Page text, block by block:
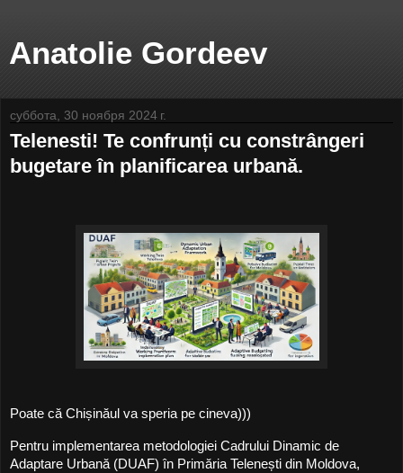
Anatolie Gordeev
суббота, 30 ноября 2024 г.
Telenesti! Te confrunți cu constrângeri
bugetare în planificarea urbană.
Poate că Chișinăul va speria pe cineva)))
Pentru implementarea metodologiei Cadrului Dinamic de
Adaptare Urbană (DUAF) în Primăria Telenești din Moldova,